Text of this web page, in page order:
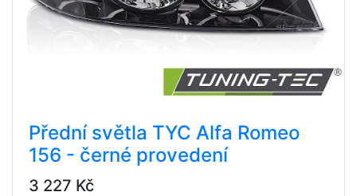
Přední světla TYC Alfa Romeo
156 - černé provedení
3 227 Kč